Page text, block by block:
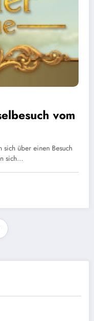
vom
über einen Besuch
sich…